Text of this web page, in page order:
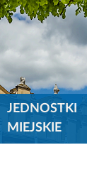
JEDNOSTKI
MIEJSKIE